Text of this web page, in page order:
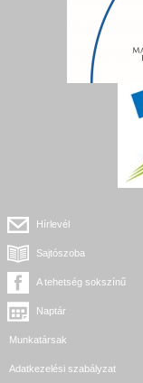
Hírlevél
Sajtószoba
A tehetség sokszínű
Naptár
Munkatársak
Adatkezelési szabályzat